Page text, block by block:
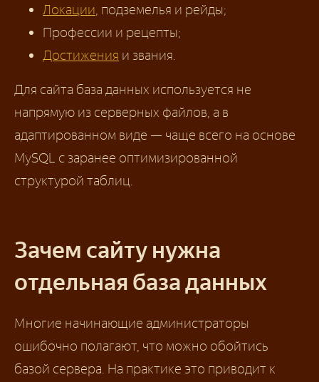
Локации, подземелья и рейды;
Профессии и рецепты;
Достижения и звания.
Для сайта база данных используется не
напрямую из серверных файлов, а в
адаптированном виде — чаще всего на основе
MySQL с заранее оптимизированной
структурой таблиц.
Зачем сайту нужна
отдельная база данных
Многие начинающие администраторы
ошибочно полагают, что можно обойтись
базой сервера. На практике это приводит к